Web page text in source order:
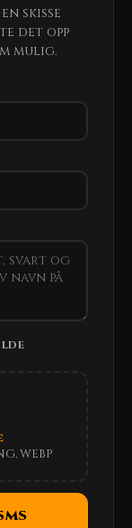
skisse
det opp
mulig.
WEBP